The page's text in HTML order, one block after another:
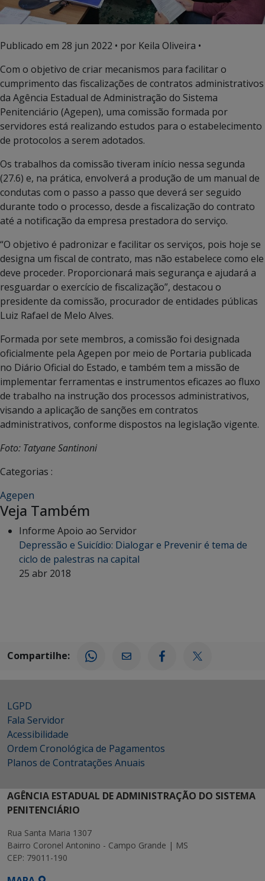
Publicado em 28 jun 2022 • por Keila Oliveira •
Com o objetivo de criar mecanismos para facilitar o
cumprimento das fiscalizações de contratos administrativos
da Agência Estadual de Administração do Sistema
Penitenciário (Agepen), uma comissão formada por
servidores está realizando estudos para o estabelecimento
de protocolos a serem adotados.
Os trabalhos da comissão tiveram início nessa segunda
(27.6) e, na prática, envolverá a produção de um manual de
condutas com o passo a passo que deverá ser seguido
durante todo o processo, desde a fiscalização do contrato
até a notificação da empresa prestadora do serviço.
“O objetivo é padronizar e facilitar os serviços, pois hoje se
designa um fiscal de contrato, mas não estabelece como ele
deve proceder. Proporcionará mais segurança e ajudará a
resguardar o exercício de fiscalização”, destacou o
presidente da comissão, procurador de entidades públicas
Luiz Rafael de Melo Alves.
Formada por sete membros, a comissão foi designada
oficialmente pela Agepen por meio de Portaria publicada
no Diário Oficial do Estado, e também tem a missão de
implementar ferramentas e instrumentos eficazes ao fluxo
de trabalho na instrução dos processos administrativos,
visando a aplicação de sanções em contratos
administrativos, conforme dispostos na legislação vigente.
Foto: Tatyane Santinoni
Categorias :
Agepen
Veja Também
Informe Apoio ao Servidor
Depressão e Suicídio: Dialogar e Prevenir é tema de
ciclo de palestras na capital
25 abr 2018
Compartilhe:
LGPD
Fala Servidor
Acessibilidade
Ordem Cronológica de Pagamentos
Planos de Contratações Anuais
AGÊNCIA ESTADUAL DE ADMINISTRAÇÃO DO SISTEMA
PENITENCIÁRIO
Rua Santa Maria 1307
Bairro Coronel Antonino - Campo Grande | MS
CEP: 79011-190